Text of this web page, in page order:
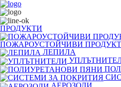
ПРОДУКТИ
ПОЖАРОУСТОЙЧИВИ
ЛЕПИЛА